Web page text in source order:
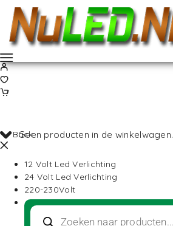
Geen producten in de winkelwagen.
Back
12 Volt Led Verlichting
24 Volt Led Verlichting
220-230Volt